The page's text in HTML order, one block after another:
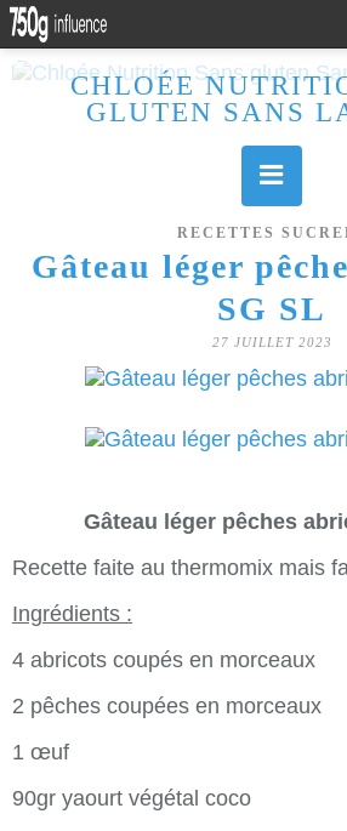
CHLOÉE
GLUTEN SANS
RECETTES
Gâteau léger
SG SL
27 JUILLET 2023
Gâteau léger pêches
Recette faite au thermomix mais
Ingrédients :
4 abricots coupés en morceaux
2 pêches coupées en morceaux
1 œuf
90gr yaourt végétal coco